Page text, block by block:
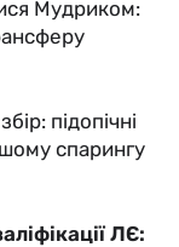
Мудриком:
підопічні
спарингу
ЛЄ: